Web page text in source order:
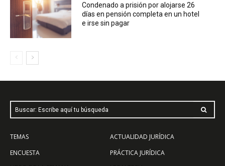
Condenado a prisión por alojarse 26
días en pensión completa en un hotel
e irse sin pagar
Buscar: Escribe aquí tu búsqueda
TEMAS
ENCUESTA
ACTUALIDAD JURÍDICA
PRÁCTICA JURÍDICA